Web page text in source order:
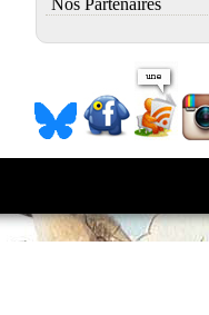
Nos Partenaires